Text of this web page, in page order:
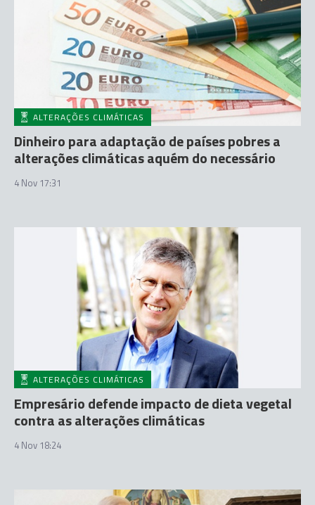
ALTERAÇÕES CLIMÁTICAS
Dinheiro para adaptação de países pobres a
alterações climáticas aquém do necessário
4 Nov 17:31
ALTERAÇÕES CLIMÁTICAS
Empresário defende impacto de dieta vegetal
contra as alterações climáticas
4 Nov 18:24